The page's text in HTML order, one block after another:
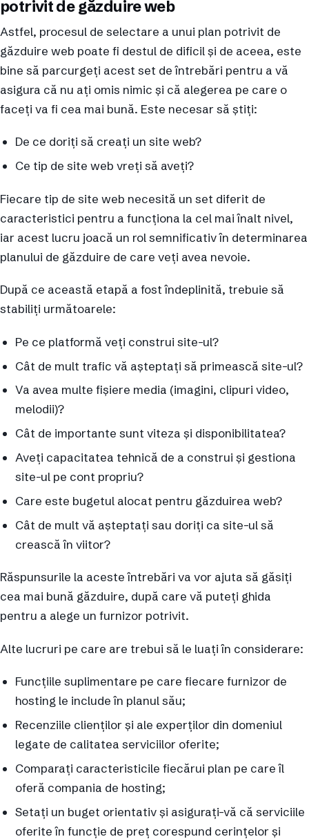
potrivit de găzduire web
Astfel, procesul de selectare a unui plan potrivit de
găzduire web poate fi destul de dificil și de aceea, este
bine să parcurgeți acest set de întrebări pentru a vă
asigura că nu ați omis nimic și că alegerea pe care o
faceți va fi cea mai bună. Este necesar să știți:
De ce doriți să creați un site web?
Ce tip de site web vreți să aveți?
Fiecare tip de site web necesită un set diferit de
caracteristici pentru a funcționa la cel mai înalt nivel,
iar acest lucru joacă un rol semnificativ în determinarea
planului de găzduire de care veți avea nevoie.
După ce această etapă a fost îndeplinită, trebuie să
stabiliți următoarele:
Pe ce platformă veți construi site-ul?
Cât de mult trafic vă așteptați să primească site-ul?
Va avea multe fișiere media (imagini, clipuri video,
melodii)?
Cât de importante sunt viteza și disponibilitatea?
Aveți capacitatea tehnică de a construi și gestiona
site-ul pe cont propriu?
Care este bugetul alocat pentru găzduirea web?
Cât de mult vă așteptați sau doriți ca site-ul să
crească în viitor?
Răspunsurile la aceste întrebări va vor ajuta să găsiți
cea mai bună găzduire, după care vă puteți ghida
pentru a alege un furnizor potrivit.
Alte lucruri pe care are trebui să le luați în considerare:
Funcțiile suplimentare pe care fiecare furnizor de
hosting le include în planul său;
Recenziile clienților și ale experților din domeniul
legate de calitatea serviciilor oferite;
Comparați caracteristicile fiecărui plan pe care îl
oferă compania de hosting;
Setați un buget orientativ și asigurați-vă că serviciile
oferite în funcție de preț corespund cerințelor și